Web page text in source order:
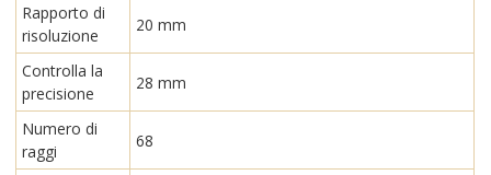
Rapporto di
risoluzione
20 mm
Controlla la
precisione
28 mm
Numero di
raggi
68